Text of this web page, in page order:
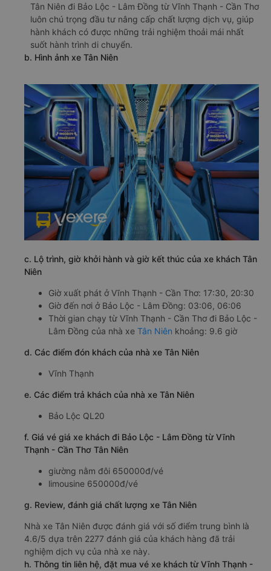
Tân Niên đi Bảo Lộc - Lâm Đồng từ Vĩnh Thạnh - Cần Thơ
luôn chú trọng đầu tư nâng cấp chất lượng dịch vụ, giúp
hành khách có được những trải nghiệm thoải mái nhất
suốt hành trình di chuyển.
b. Hình ảnh xe Tân Niên
c. Lộ trình, giờ khởi hành và giờ kết thúc của xe khách Tân
Niên
Giờ xuất phát ở Vĩnh Thạnh - Cần Thơ: 17:30, 20:30
Giờ đến nơi ở Bảo Lộc - Lâm Đồng: 03:06, 06:06
Thời gian chạy từ Vĩnh Thạnh - Cần Thơ đi Bảo Lộc -
Lâm Đồng của nhà xe Tân Niên khoảng: 9.6 giờ
d. Các điểm đón khách của nhà xe Tân Niên
Vĩnh Thạnh
e. Các điểm trả khách của nhà xe Tân Niên
Bảo Lộc QL20
f. Giá vé giá xe khách đi Bảo Lộc - Lâm Đồng từ Vĩnh
Thạnh - Cần Thơ Tân Niên
giường nằm đôi 650000đ/vé
limousine 650000đ/vé
g. Review, đánh giá chất lượng xe Tân Niên
Nhà xe Tân Niên được đánh giá với số điểm trung bình là
4.6/5 dựa trên 2277 đánh giá của khách hàng đã trải
nghiệm dịch vụ của nhà xe này.
h. Thông tin liên hệ, đặt mua vé xe khách từ Vĩnh Thạnh -